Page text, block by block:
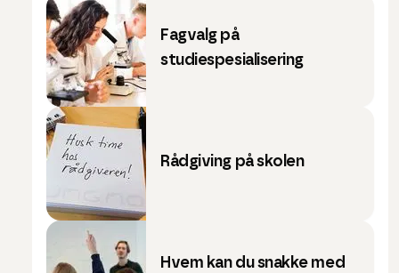
Fagvalg på
studiespesialisering
Rådgiving på skolen
Hvem kan du snakke med